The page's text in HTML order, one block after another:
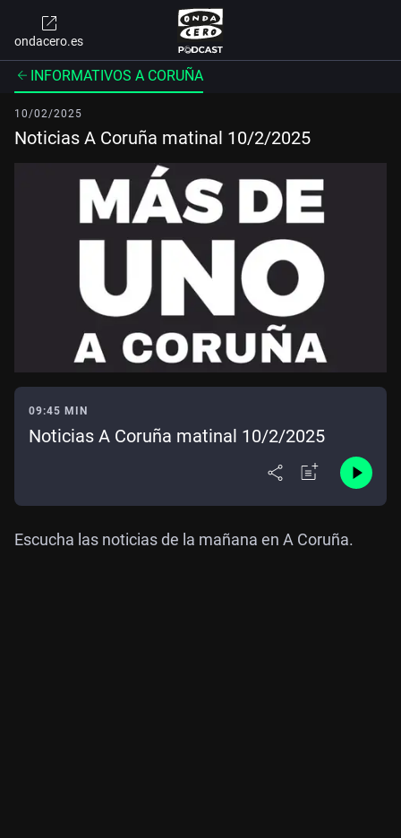
ondacero.es
INFORMATIVOS A CORUÑA
10/02/2025
Noticias A Coruña matinal 10/2/2025
09:45 MIN
Noticias A Coruña matinal 10/2/2025
Escucha las noticias de la mañana en A Coruña.